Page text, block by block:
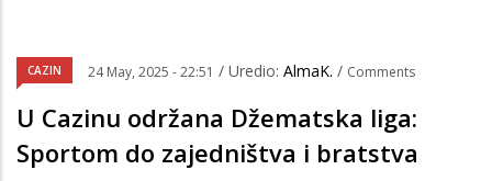
CAZIN 24 May, 2025 - 22:51 / Uredio: AlmaK. / Comments
U Cazinu održana Džematska liga:
Sportom do zajedništva i bratstva